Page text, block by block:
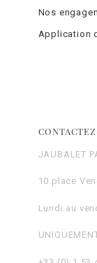
Nos
Application
JAUBALET
10 place
Lundi au